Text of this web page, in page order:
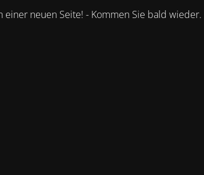
einer neuen Seite! - Kommen Sie bald wieder.